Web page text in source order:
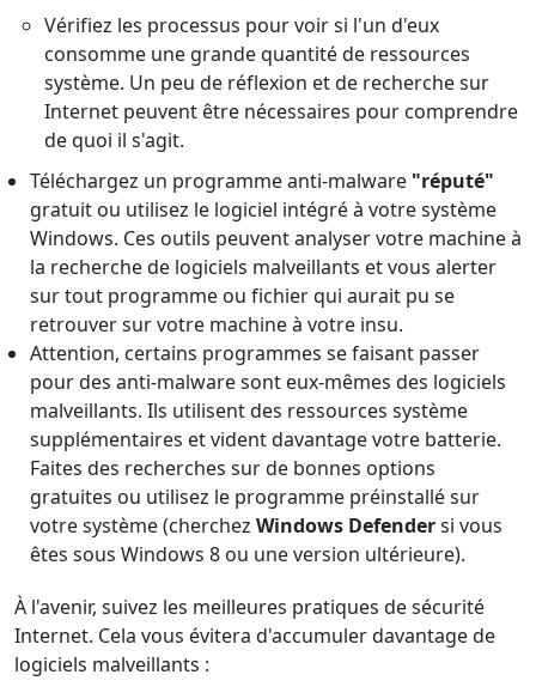
Vérifiez les processus pour voir si l'un d'eux
consomme une grande quantité de ressources
système. Un peu de réflexion et de recherche sur
Internet peuvent être nécessaires pour comprendre
de quoi il s'agit.
Téléchargez un programme anti-malware "réputé"
gratuit ou utilisez le logiciel intégré à votre système
Windows. Ces outils peuvent analyser votre machine à
la recherche de logiciels malveillants et vous alerter
sur tout programme ou fichier qui aurait pu se
retrouver sur votre machine à votre insu.
Attention, certains programmes se faisant passer
pour des anti-malware sont eux-mêmes des logiciels
malveillants. Ils utilisent des ressources système
supplémentaires et vident davantage votre batterie.
Faites des recherches sur de bonnes options
gratuites ou utilisez le programme préinstallé sur
votre système (cherchez Windows Defendersi vous
êtes sous Windows 8 ou une version ultérieure).
À l'avenir, suivez les meilleures pratiques de sécurité
Internet. Cela vous évitera d'accumuler davantage de
logiciels malveillants :